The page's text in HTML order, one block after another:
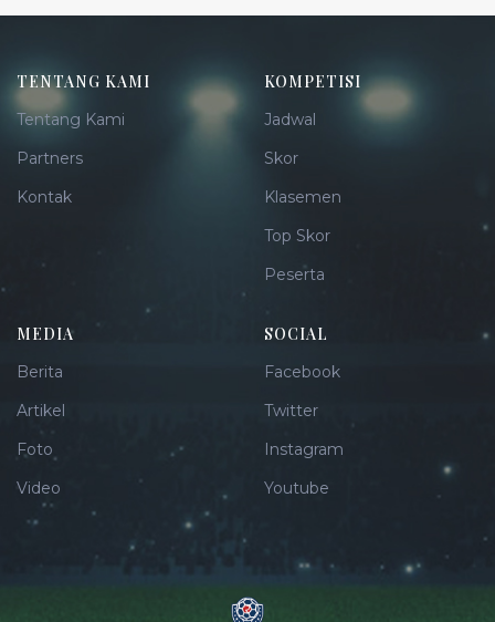
TENTANG KAMI
Tentang Kami
Partners
Kontak
KOMPETISI
Jadwal
Skor
Klasemen
Top Skor
Peserta
MEDIA
Berita
Artikel
Foto
Video
SOCIAL
Facebook
Twitter
Instagram
Youtube